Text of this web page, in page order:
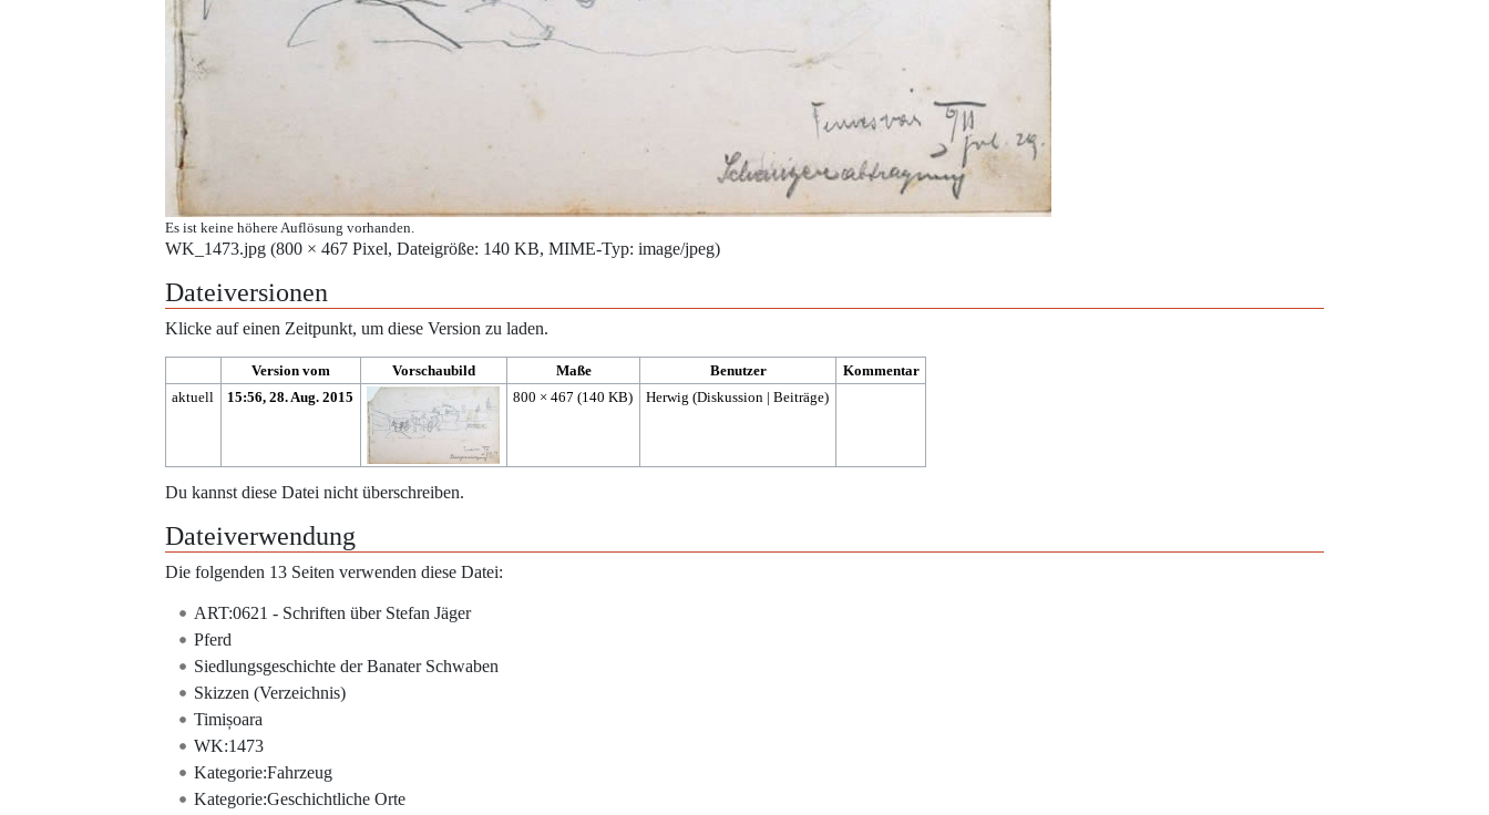
Es ist keine höhere Auflösung vorhanden.
WK_1473.jpg (800 × 467 Pixel, Dateigröße: 140 KB, MIME-Typ: image/jpeg)
Dateiversionen
Klicke auf einen Zeitpunkt, um diese Version zu laden.
Version vom Vorschaubild Maße Benutzer
Kommentar
aktuell
15:56, 28. Aug. 2015 800 × 467(140 KB) Herwig (Diskussion |Beiträge)
Du kannst diese Datei nicht überschreiben.
Dateiverwendung
Die folgenden 13 Seiten verwenden diese Datei:
ART:0621 - Schriften über Stefan Jäger
Pferd
Siedlungsgeschichte der Banater Schwaben
Skizzen (Verzeichnis)
Timișoara
WK:1473
Kategorie:Fahrzeug
Kategorie:Geschichtliche Orte